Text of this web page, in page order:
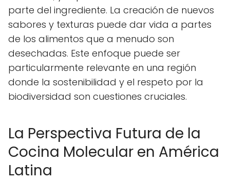
parte del ingrediente. La creación de nuevos
sabores y texturas puede dar vida a partes
de los alimentos que a menudo son
desechadas. Este enfoque puede ser
particularmente relevante en una región
donde la sostenibilidad y el respeto por la
biodiversidad son cuestiones cruciales.
La Perspectiva Futura de la
Cocina Molecular en América
Latina